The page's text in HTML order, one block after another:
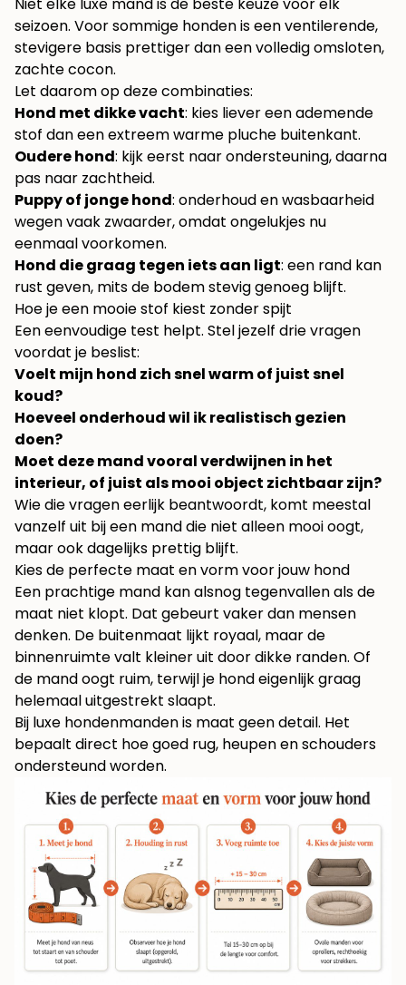
seizoen. Voor sommige honden is een ventilerende,
stevigere basis prettiger dan een volledig omsloten,
zachte cocon.
Let daarom op deze combinaties:
Hond met dikke vacht: kies liever een ademende
stof dan een extreem warme pluche buitenkant.
Oudere hond: kijk eerst naar ondersteuning, daarna
pas naar zachtheid.
Puppy of jonge hond: onderhoud en wasbaarheid
wegen vaak zwaarder, omdat ongelukjes nu
eenmaal voorkomen.
Hond die graag tegen iets aan ligt: een rand kan
rust geven, mits de bodem stevig genoeg blijft.
Hoe je een mooie stof kiest zonder spijt
Een eenvoudige test helpt. Stel jezelf drie vragen
voordat je beslist:
Voelt mijn hond zich snel warm of juist snel
koud?
Hoeveel onderhoud wil ik realistisch gezien
doen?
Moet deze mand vooral verdwijnen in het
interieur, of juist als mooi object zichtbaar zijn?
Wie die vragen eerlijk beantwoordt, komt meestal
vanzelf uit bij een mand die niet alleen mooi oogt,
maar ook dagelijks prettig blijft.
Kies de perfecte maat en vorm voor jouw hond
Een prachtige mand kan alsnog tegenvallen als de
maat niet klopt. Dat gebeurt vaker dan mensen
denken. De buitenmaat lijkt royaal, maar de
binnenruimte valt kleiner uit door dikke randen. Of
de mand oogt ruim, terwijl je hond eigenlijk graag
helemaal uitgestrekt slaapt.
Bij luxe hondenmanden is maat geen detail. Het
bepaalt direct hoe goed rug, heupen en schouders
ondersteund worden.